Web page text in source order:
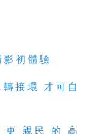
影初體驗
轉接環
才可自
更 親民 的
高